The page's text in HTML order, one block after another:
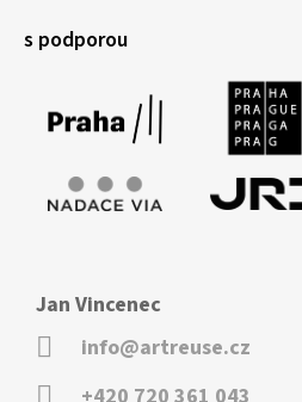
s podporou
Jan Vincenec
info@artreuse.cz